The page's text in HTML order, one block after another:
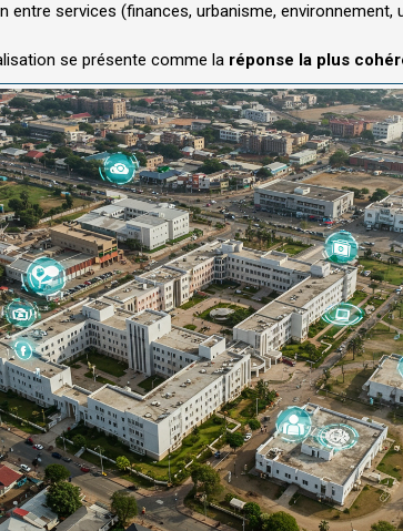
entre services (finances, urbanisme, environnement,
se présente comme la réponse la plus